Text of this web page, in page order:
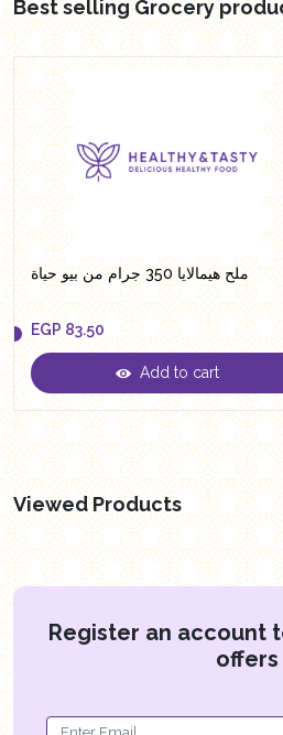
Best selling Grocery
ملح هيمالايا 350 جرام من بيو حياة
EGP
EGP 83.50
Add to cart
Viewed Products
Register an account
offers